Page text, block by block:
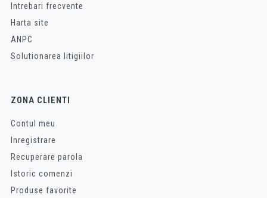
Intrebari frecvente
Harta site
ANPC
Solutionarea litigiilor
ZONA CLIENTI
Contul meu
Inregistrare
Recuperare parola
Istoric comenzi
Produse favorite